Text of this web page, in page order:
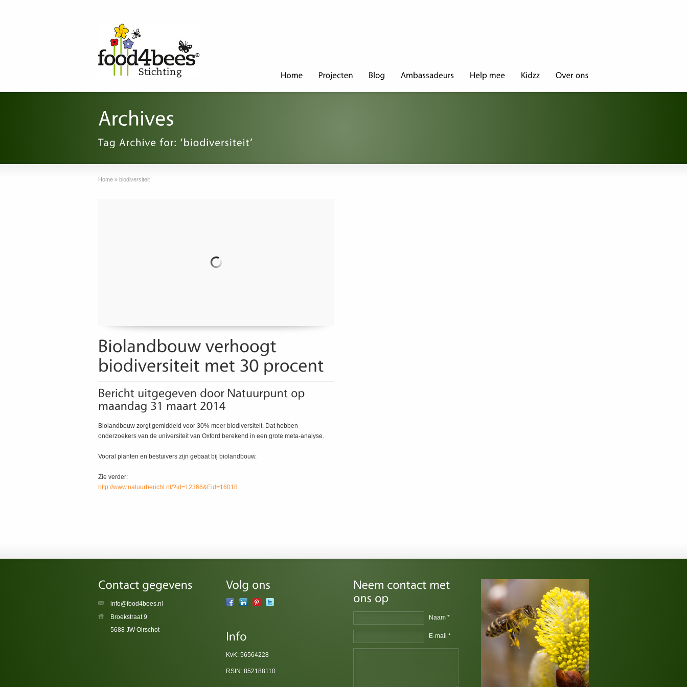
Home » biodiversiteit
Biolandbouw zorgt gemiddeld voor 30% meer biodiversiteit. Dat hebben
onderzoekers van de universiteit van Oxford berekend in een grote meta-analyse.
Vooral planten en bestuivers zijn gebaat bij biolandbouw.
Zie verder:
http://www.natuurbericht.nl/?id=12366&Eid=16018
info@food4bees.nl
Broekstraat 9
5688 JW Oirschot
KvK: 56564228
RSIN: 852188110
Naam *
E-mail *